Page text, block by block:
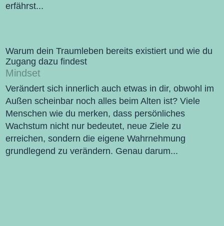
erfährst...
Warum dein Traumleben bereits existiert und wie du
Zugang dazu findest
Mindset
Verändert sich innerlich auch etwas in dir, obwohl im
Außen scheinbar noch alles beim Alten ist? Viele
Menschen wie du merken, dass persönliches
Wachstum nicht nur bedeutet, neue Ziele zu
erreichen, sondern die eigene Wahrnehmung
grundlegend zu verändern. Genau darum...